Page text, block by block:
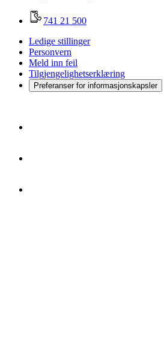
741 21 500
Ledige stillinger
Personvern
Meld inn feil
Tilgjengelighetserklæring
Preferanser for informasjonskapsler